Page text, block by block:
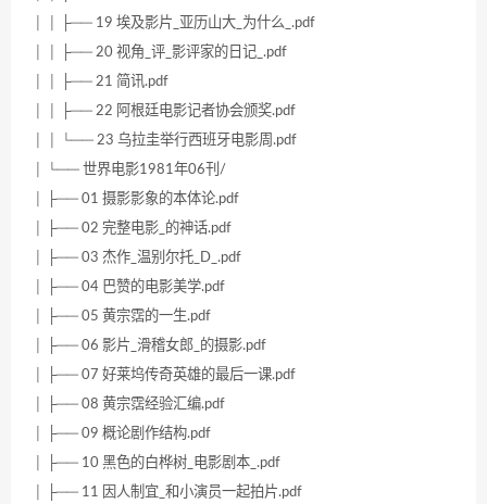
│ │ ├── 19 埃及影片_亚历山大_为什么_.pdf
│ │ ├── 20 视角_评_影评家的日记_.pdf
│ │ ├── 21 简讯.pdf
│ │ ├── 22 阿根廷电影记者协会颁奖.pdf
│ │ └── 23 乌拉圭举行西班牙电影周.pdf
│ └── 世界电影1981年06刊/
│ ├── 01 摄影影象的本体论.pdf
│ ├── 02 完整电影_的神话.pdf
│ ├── 03 杰作_温别尔托_D_.pdf
│ ├── 04 巴赞的电影美学.pdf
│ ├── 05 黄宗霑的一生.pdf
│ ├── 06 影片_滑稽女郎_的摄影.pdf
│ ├── 07 好莱坞传奇英雄的最后一课.pdf
│ ├── 08 黄宗霑经验汇编.pdf
│ ├── 09 概论剧作结构.pdf
│ ├── 10 黑色的白桦树_电影剧本_.pdf
│ ├── 11 因人制宜_和小演员一起拍片.pdf